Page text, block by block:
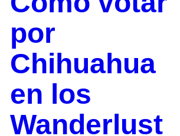
por
Chihuahua
en los
Wanderlust